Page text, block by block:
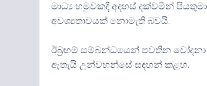
මාධ්‍ය හමුවකදී අදහස් දක්වමින්
අවශ්‍යතාවයක් නොමැති බවයි.
ඊබ්‍රහම් සම්බන්ධයෙන් පවතින
ඇතැයි උන්වහන්සේ සඳහන් කළහ.